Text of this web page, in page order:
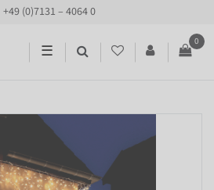
+49 (0)7131 – 4064 0
☰
0